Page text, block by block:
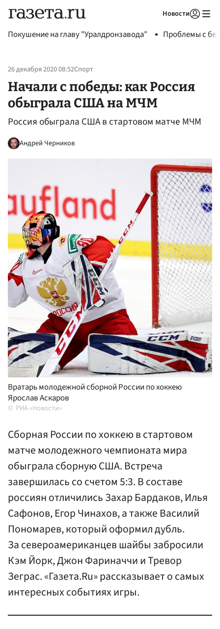
Новости
Покушение на главу "Уралдронзавода" Проблемы с
26 декабря 2020 08:52Спорт
Начали с победы: как Россия
обыграла США на МЧМ
Россия обыграла США в стартовом матче МЧМ
Андрей Черников
Вратарь молодежной сборной России по хоккею
Ярослав Аскаров
РИА «Новости»
Сборная России по хоккею в стартовом
матче молодежного чемпионата мира
обыграла сборную США. Встреча
завершилась со счетом 5:3. В составе
россиян отличились Захар Бардаков, Илья
Сафонов, Егор Чинахов, а также Василий
Пономарев, который оформил дубль.
За североамериканцев шайбы забросили
Кэм Йорк, Джон Фариначчи и Тревор
Зеграс. «Газета.Ru» рассказывает о самых
интересных событиях игры.